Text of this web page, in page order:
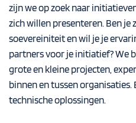
zijn we op zoek naar
zich willen presenteren. Ben je
soevereiniteit en wil je je
partners voor je initiatief? We
grote en kleine projecten,
binnen en tussen
technische oplossingen.